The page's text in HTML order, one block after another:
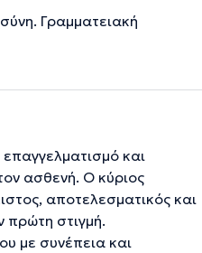
Γραμματειακή
και
ασθενή. Ο κύριος
αποτελεσματικός και
πρώτη στιγμή.
με συνέπεια και